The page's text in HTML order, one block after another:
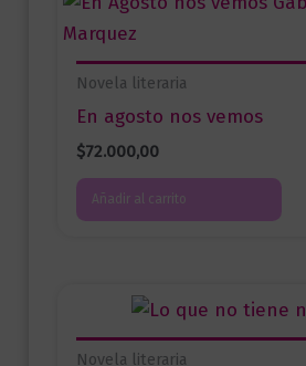
Novela literaria
En agosto nos vemos
$72.000,00
Añadir al carrito
Novela literaria